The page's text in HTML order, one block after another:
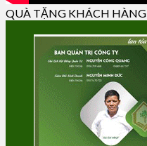
QUÀ TẶNG KHÁCH HÀNG